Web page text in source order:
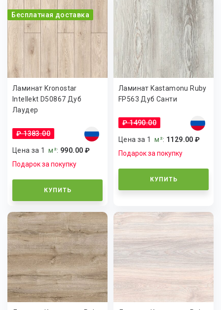
Бесплатная доставка
Ламинат Kronostar
Intellekt D50867 Дуб
Лаудер
₽ 1383.00
Цена за 1м²: 990.00 ₽
Подарок за покупку
КУПИТЬ
Ламинат Kastamonu Ruby
FP563 Дуб Санти
₽ 1490.00
Цена за 1м²: 1129.00 ₽
Подарок за покупку
КУПИТЬ